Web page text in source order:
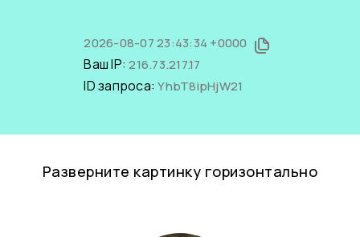
2026-08-07 23:43:34 +0000
Ваш IP:216.73.217.17
ID запроса:YhbT8ipHjW21
Разверните картинку горизонтально